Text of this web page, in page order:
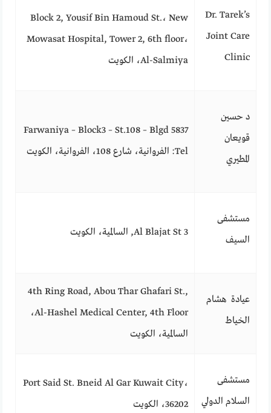
Dr. Tarek’s
Joint Care
Clinic
Block 2, Yousif Bin Hamoud St.، New
Mowasat Hospital, Tower 2, 6th floor،
Al-Salmiya، الكويت
د حسين
قويعان
المطيري
Farwaniya – Block3 – St.108 – Blgd 5837
Tel: الفروانية، شارع 108، الفروانية، الكويت
مستشفى
السيف
3 Al Blajat St, السالمية، الكويت
عيادة هشام
الخياط
4th Ring Road, Abou Thar Ghafari St.,
Al-Hashel Medical Center, 4th Floor،
السالمية، الكويت
مستشفى
السلام الدولي
Port Said St. Bneid Al Gar Kuwait City،
36202، الكويت